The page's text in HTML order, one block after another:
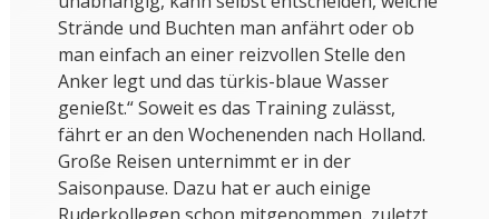
Strände und Buchten man anfährt oder ob
man einfach an einer reizvollen Stelle den
Anker legt und das türkis-blaue Wasser
genießt.“ Soweit es das Training zulässt,
fährt er an den Wochenenden nach Holland.
Große Reisen unternimmt er in der
Saisonpause. Dazu hat er auch einige